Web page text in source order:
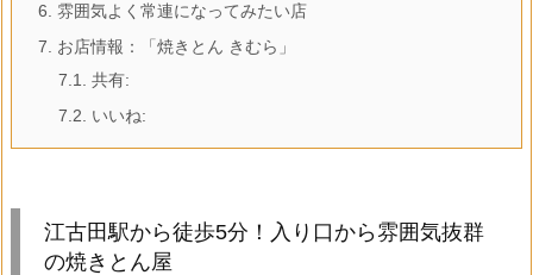
6. 雰囲気よく常連になってみたい店
7.
お店情報：「焼きとん きむら」
7.1.
共有:
7.2.
いいね:
江古田駅から徒歩5分！入り口から雰囲気抜群
の焼きとん屋